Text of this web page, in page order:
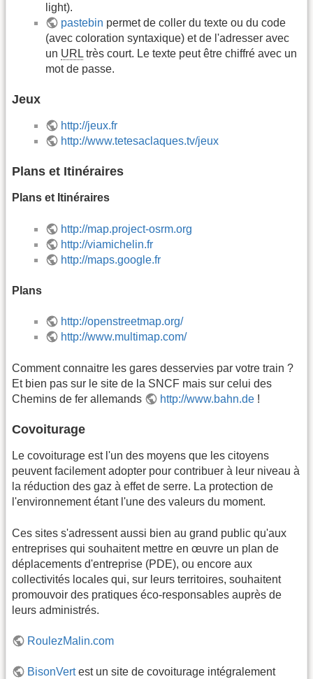
light).
pastebin permet de coller du texte ou du code
(avec coloration syntaxique) et de l'adresser avec
un URL très court. Le texte peut être chiffré avec un
mot de passe.
Jeux
http://jeux.fr
http://www.tetesaclaques.tv/jeux
Plans et Itinéraires
Plans et Itinéraires
http://map.project-osrm.org
http://viamichelin.fr
http://maps.google.fr
Plans
http://openstreetmap.org/
http://www.multimap.com/
Comment connaitre les gares desservies par votre train ?
Et bien pas sur le site de la SNCF mais sur celui des
Chemins de fer allemands
http://www.bahn.de !
Covoiturage
Le covoiturage est l'un des moyens que les citoyens
peuvent facilement adopter pour contribuer à leur niveau à
la réduction des gaz à effet de serre. La protection de
l'environnement étant l'une des valeurs du moment.
Ces sites s'adressent aussi bien au grand public qu'aux
entreprises qui souhaitent mettre en œuvre un plan de
déplacements d'entreprise (PDE), ou encore aux
collectivités locales qui, sur leurs territoires, souhaitent
promouvoir des pratiques éco-responsables auprès de
leurs administrés.
RoulezMalin.com
BisonVertest un site de covoiturage intégralement